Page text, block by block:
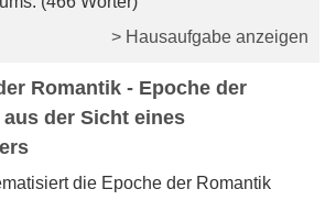
> Hausaufgabe anzeigen
Romantik - Epoche der
der Sicht eines
die Epoche der Romantik